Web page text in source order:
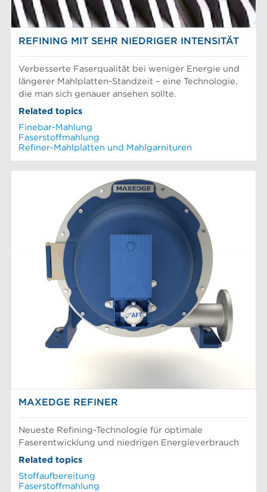
REFINING MIT SEHR NIEDRIGER INTENSITÄT
Verbesserte Faserqualität bei weniger Energie und
längerer Mahlplatten-Standzeit – eine Technologie,
die man sich genauer ansehen sollte.
Related topics
Finebar-Mahlung
Faserstoffmahlung
Refiner-Mahlplatten und Mahlgarnituren
MAXEDGE REFINER
Neueste Refining-Technologie für optimale
Faserentwicklung und niedrigen Energieverbrauch
Related topics
Stoffaufbereitung
Faserstoffmahlung